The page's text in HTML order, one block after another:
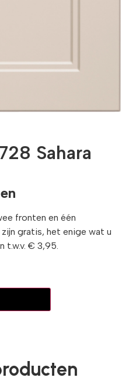
Sahara
fronten en één
gratis, het enige wat u
t.w.v. € 3,95.